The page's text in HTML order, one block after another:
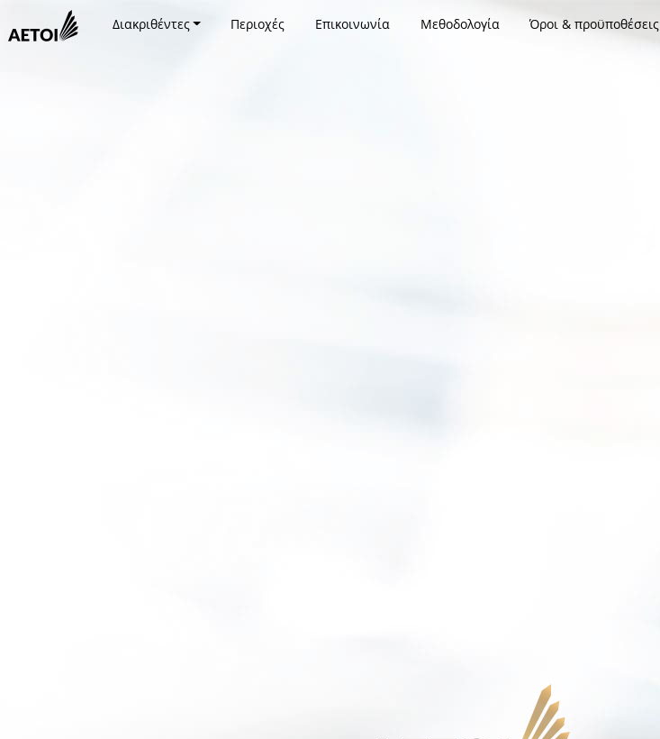
Διακριθέντες Περιοχές Επικοινωνία Μεθοδολογία Όροι & προϋποθέσεις